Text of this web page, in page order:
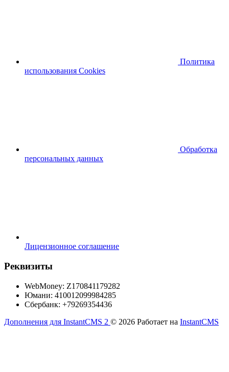
Политика
использования Cookies
Обработка
персональных данных
Лицензионное соглашение
Реквизиты
WebMoney: Z170841179282
Юмани: 410012099984285
Сбербанк: +79269354436
Дополнения для InstantCMS 2 © 2026 Работает на InstantCMS